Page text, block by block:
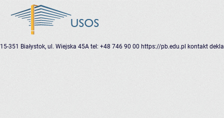
15-351 Białystok, ul. Wiejska 45A tel: +48 746 90 00 https://pb.edu.pl kontakt